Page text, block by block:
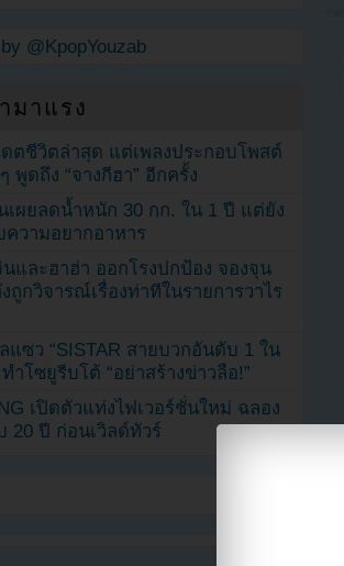
เ
@KpopYouzab
มาแรง
ดตชีวิตล่าสุด แต่เพลงประกอบโพสต์
พูดถึง “จางกีฮา” อีกครั้ง
เผยลดน้ำหนัก 30 กก. ใน 1 ปี แต่ยัง
ความอยากอาหาร
นและฮาฮ่า ออกโรงปกป้อง จองจุน
ถูกวิจารณ์เรื่องท่าทีในรายการวาไร
แซว “SISTAR สายบวกอันดับ 1 ใน
ทำโซยูรีบโต้ “อย่าสร้างข่าวลือ!”
เปิดตัวแท่งไฟเวอร์ชั่นใหม่ ฉลอง
20 ปี ก่อนเวิลด์ทัวร์